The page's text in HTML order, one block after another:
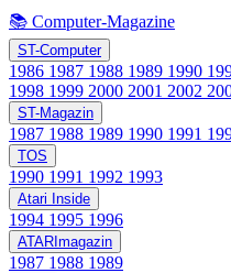
📚 Computer-Magazine
ST-Computer
1986 1987 1988 1989 1990
1998 1999 2000 2001 2002
ST-Magazin
1987 1988 1989 1990 1991
TOS
1990 1991 1992 1993
Atari Inside
1994 1995 1996
ATARImagazin
1987 1988 1989